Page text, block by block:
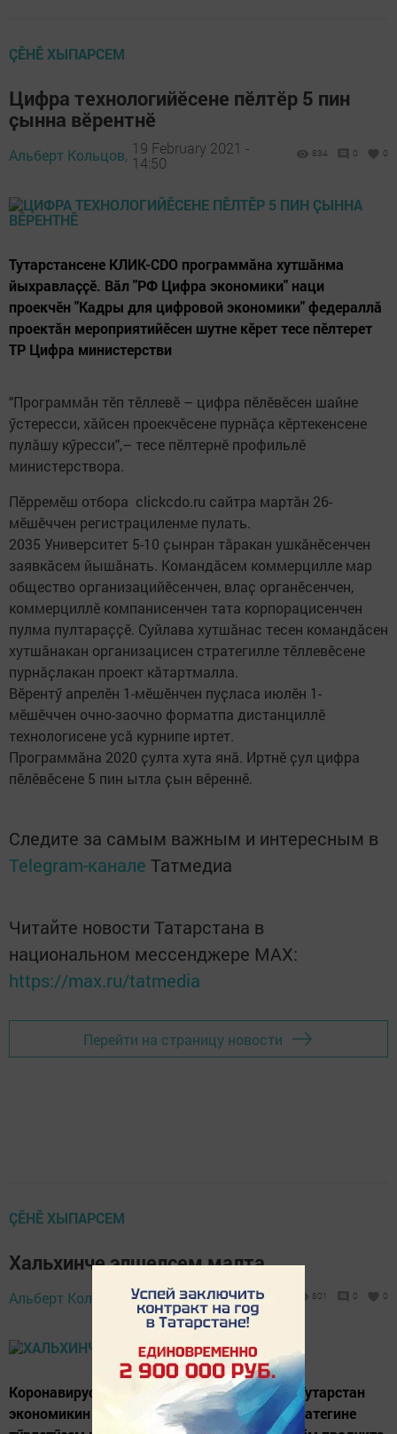
ÇӖНӖ ХЫПАРСЕМ
Цифра технологийӗсене пӗлтӗр 5 пин
ҫынна вӗрентнӗ
Альберт Кольцов, 19 February 2021 -
14:50
834 0 0
Тутарстансене КЛИК-CDO программӑна хутшӑнма
йыхравлаҫҫӗ. Вӑл "РФ Цифра экономики" наци
проекчӗн "Кадры для цифровой экономики" федераллӑ
проектӑн мероприятийӗсен шутне кӗрет тесе пӗлтерет
ТР Цифра министерстви
"Программӑн тӗп тӗллевӗ – цифра пӗлӗвӗсен шайне
ӳстересси, хӑйсен проекчӗсене пурнӑҫа кӗртекенсене
пулӑшу кӳресси",– тесе пӗлтернӗ профильлӗ
министерствора.
Пӗрремӗш отбора clickcdo.ru сайтра мартӑн 26-
мӗшӗччен регистрациленме пулать.
2035 Университет 5-10 ҫынран тӑракан ушкӑнӗсенчен
заявкӑсем йышӑнать. Командӑсем коммерцилле мар
общество организацийӗсенчен, влаҫ органӗсенчен,
коммерциллӗ компанисенчен тата корпорацисенчен
пулма пултараҫҫӗ. Суйлава хутшӑнас тесен командӑсен
хутшӑнакан организацисен стратегилле тӗллевӗсене
пурнӑҫлакан проект кӑтартмалла.
Вӗрентӳ апрелӗн 1-мӗшӗнчен пуҫласа июлӗн 1-
мӗшӗччен очно-заочно форматпа дистанциллӗ
технологисене усӑ курнипе иртет.
Программӑна 2020 ҫулта хута янӑ. Иртнӗ ҫул цифра
пӗлӗвӗсене 5 пин ытла ҫын вӗреннӗ.
Следите за самым важным и интересным в
Telegram-канале Татмедиа
Читайте новости Татарстана в
национальном мессенджере MАХ:
https://max.ru/tatmedia
Перейти на страницу новости
ÇӖНӖ ХЫПАРСЕМ
Хальхинче элшелсем малта
Альберт Кольцов,
19 February 2021 -
10:51
801 0 0
Коронавирус пандемийӗ пек лару-тăрусем Тутарстан
экономикин 2030 çулчченхи аталанăвӗн стратегине